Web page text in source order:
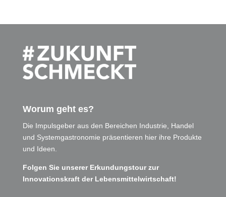
Worum geht es?
Die Impulsgeber aus den Bereichen Industrie, Handel
und Systemgastronomie präsentieren hier ihre Produkte
und Ideen.
Folgen Sie unserer Erkundungstour zur
Innovationskraft der Lebensmittelwirtschaft!